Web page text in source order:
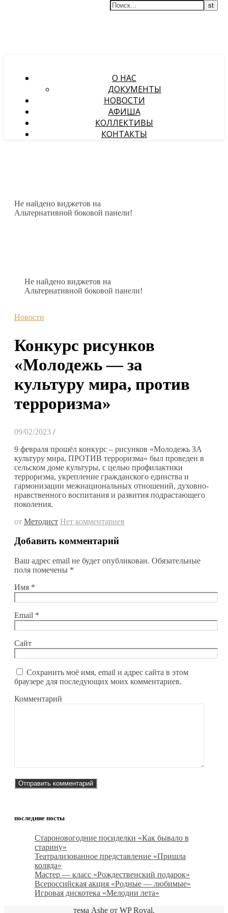
О НАС
ДОКУМЕНТЫ
НОВОСТИ
АФИША
КОЛЛЕКТИВЫ
КОНТАКТЫ
Не найдено виджетов на
Альтернативной боковой панели!
Не найдено виджетов на
Альтернативной боковой панели!
Новости
Конкурс рисунков
«Молодежь — за
культуру мира, против
терроризма»
09/02/2023 /
9 февраля прошёл конкурс – рисунков «Молодежь ЗА
культуру мира, ПРОТИВ терроризма» был проведен в
сельском доме культуры, с целью профилактики
терроризма, укрепление гражданского единства и
гармонизации межнациональных отношений, духовно-
нравственного воспитания и развития подрастающего
поколения.
от Методист Нет комментариев
Добавить комментарий
Ваш адрес email не будет опубликован. Обязательные
поля помечены *
Имя *
Email *
Сайт
Сохранить моё имя, email и адрес сайта в этом
браузере для последующих моих комментариев.
Комментарий
последние посты
Староновогодние посиделки «Как бывало в
старину»
Театрализованное представление «Пришла
коляда»
Мастер — класс «Рождественский подарок»
Всероссийская акция «Родные — любимые»
Игровая дискотека «Мелодии лета»
тема Ashe от WP Royal.